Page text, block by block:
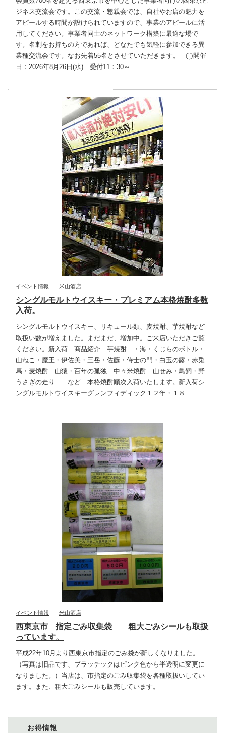
ジネス交流会です。この交流・懇親会では、自社やお店の魅力を
アピールする時間が設けられていますので、事業のアピールに活
用してください。事業者同士のネットワーク構築に最適な場で
す。名刺をお持ちの方であれば、どなたでも気軽に参加できる異
業種交流会です。なお先着55名とさせていただきます。 ◯開催
日：2026年8月26日(水) 受付11：30～…
イベント情報 米山酒店
シングルモルトウイスキー・プレミアム本格焼酎多数
入荷。
シングルモルトウイスキー、リキュール類、麦焼酎、芋焼酎など
取扱い数が増えました。まだまだ、増加中。ご来店いただきご覧
ください。新入荷 商品紹介 芋焼酎 ・海・くじらのボトル・
山ねこ・魔王・伊佐美・三岳・佐藤・侍士の門・白玉の露・赤兎
馬・麦焼酎 山猿・百年の孤独 中々米焼酎 山せみ・鳥飼・野
うさぎの走り など 本格焼酎順次入荷いたします。新入荷シ
ングルモルトウイスキーグレンフィディック１２年・１８…
イベント情報 米山酒店
西東京市 指定ごみ収集袋 粗大ごみシールも取扱
っています。
平成22年10月より西東京市指定のごみ袋が新しくなりました。
（写真は旧品です、プラッチックはピンク色から半透明に変更に
なりました。）当店は、市指定のごみ収集袋を各種取扱いしてい
ます。また、粗大ごみシールも販売しています。
お得情報